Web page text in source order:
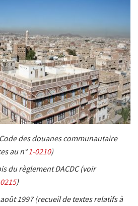
des douanes communautaire
au n° 1-0210)
du règlement DACDC (voir
)
août 1997 (recueil de textes relatifs à